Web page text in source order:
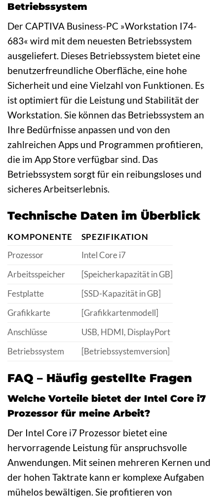
Betriebssystem
Der CAPTIVA Business-PC »Workstation I74-
683« wird mit dem neuesten Betriebssystem
ausgeliefert. Dieses Betriebssystem bietet eine
benutzerfreundliche Oberfläche, eine hohe
Sicherheit und eine Vielzahl von Funktionen. Es
ist optimiert für die Leistung und Stabilität der
Workstation. Sie können das Betriebssystem an
Ihre Bedürfnisse anpassen und von den
zahlreichen Apps und Programmen profitieren,
die im App Store verfügbar sind. Das
Betriebssystem sorgt für ein reibungsloses und
sicheres Arbeitserlebnis.
Technische Daten im Überblick
KOMPONENTE
SPEZIFIKATION
Prozessor
Intel Core i7
Arbeitsspeicher
[Speicherkapazität in GB]
Festplatte
[SSD-Kapazität in GB]
Grafikkarte
[Grafikkartenmodell]
Anschlüsse
USB, HDMI, DisplayPort
Betriebssystem
[Betriebssystemversion]
FAQ – Häufig gestellte Fragen
Welche Vorteile bietet der Intel Core i7
Prozessor für meine Arbeit?
Der Intel Core i7 Prozessor bietet eine
hervorragende Leistung für anspruchsvolle
Anwendungen. Mit seinen mehreren Kernen und
der hohen Taktrate kann er komplexe Aufgaben
mühelos bewältigen. Sie profitieren von